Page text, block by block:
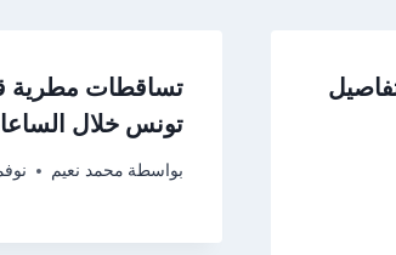
تساقطات مطرية
تونس خلال
بواسطة محمد نعيم